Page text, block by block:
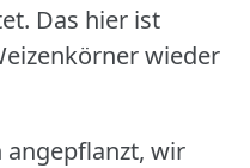
Das hier ist
wieder
wir